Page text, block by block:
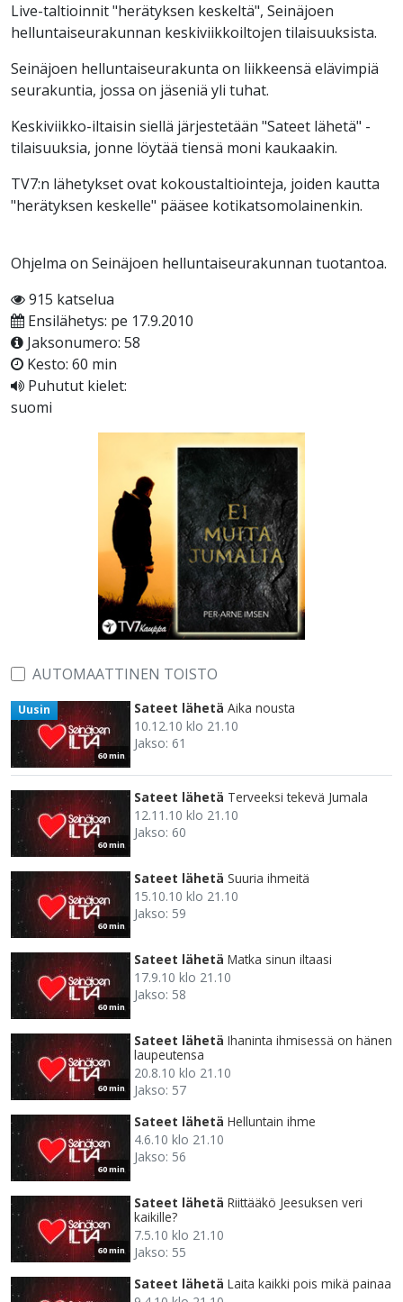
Live-taltioinnit "herätyksen keskeltä", Seinäjoen
helluntaiseurakunnan keskiviikkoiltojen tilaisuuksista.
Seinäjoen helluntaiseurakunta on liikkeensä elävimpiä
seurakuntia, jossa on jäseniä yli tuhat.
Keskiviikko-iltaisin siellä järjestetään "Sateet lähetä" -
tilaisuuksia, jonne löytää tiensä moni kaukaakin.
TV7:n lähetykset ovat kokoustaltiointeja, joiden kautta
"herätyksen keskelle" pääsee kotikatsomolainenkin.
Ohjelma on Seinäjoen helluntaiseurakunnan tuotantoa.
915 katselua
Ensilähetys: pe 17.9.2010
Jaksonumero: 58
Kesto: 60 min
Puhutut kielet:
suomi
AUTOMAATTINEN TOISTO
60 min
Uusin Sateet lähetä Aika nousta
10.12.10 klo 21.10
Jakso: 61
60 min
Sateet lähetä Terveeksi tekevä Jumala
12.11.10 klo 21.10
Jakso: 60
60 min
Sateet lähetä Suuria ihmeitä
15.10.10 klo 21.10
Jakso: 59
60 min
Sateet lähetä Matka sinun iltaasi
17.9.10 klo 21.10
Jakso: 58
60 min
Sateet lähetä Ihaninta ihmisessä on hänen
laupeutensa
20.8.10 klo 21.10
Jakso: 57
60 min
Sateet lähetä Helluntain ihme
4.6.10 klo 21.10
Jakso: 56
60 min
Sateet lähetä Riittääkö Jeesuksen veri
kaikille?
7.5.10 klo 21.10
Jakso: 55
Sateet lähetä Laita kaikki pois mikä painaa